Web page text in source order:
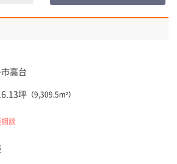
高台
坪 （9,309.5m²）
相談